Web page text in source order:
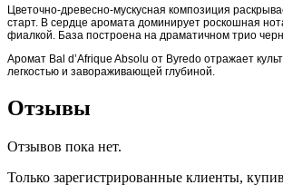
Цветочно-древесно-мускусная композиция
старт. В сердце аромата доминирует роскошная
фиалкой. База построена на драматичном трио
Аромат Bal d’Afrique Absolu от Byredo отражает
легкостью и завораживающей глубиной.
Отзывы
Отзывов пока нет.
Только зарегистрированные клиенты,